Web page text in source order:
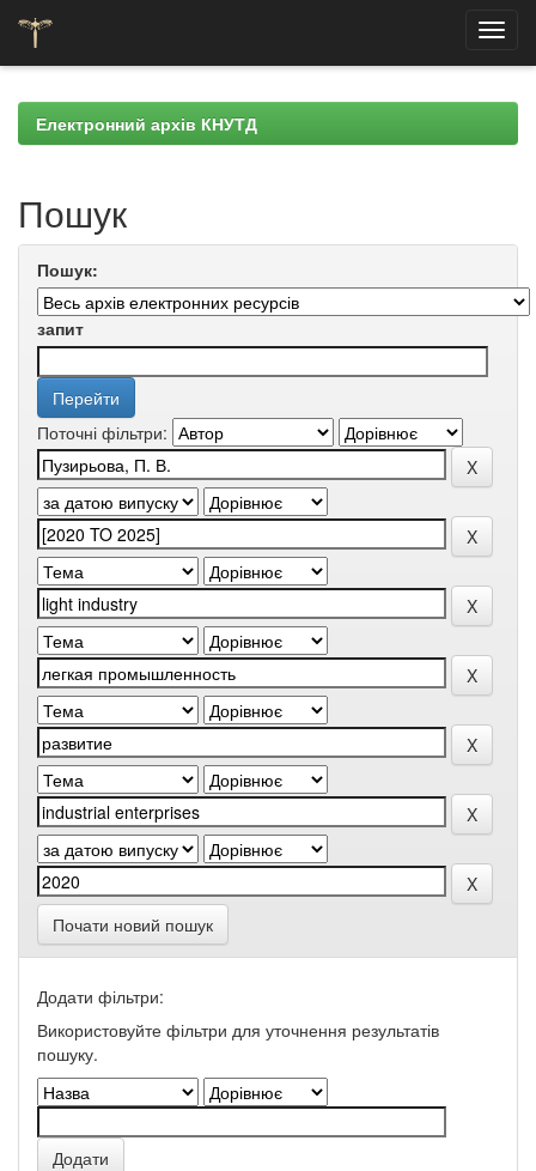
navigationЕлектронний архів КНУТД
Пошук
Пошук:
запит
Поточні фільтри:
Почати новий пошук
Додати фільтри:
Використовуйте фільтри для уточнення результатів
пошуку.